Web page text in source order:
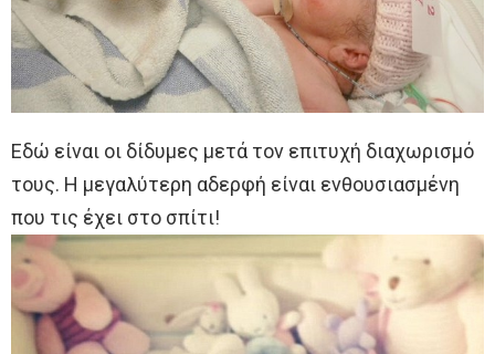
Εδώ είναι οι δίδυμες μετά τον επιτυχή διαχωρισμό
τους. Η μεγαλύτερη αδερφή είναι ενθουσιασμένη
που τις έχει στο σπίτι!